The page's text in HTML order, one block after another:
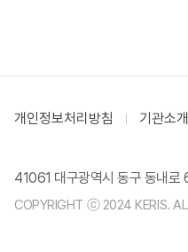
개인정보처리방침 기관소개
41061 대구광역시 동구 동내
COPYRIGHT ⓒ 2024 KERIS.